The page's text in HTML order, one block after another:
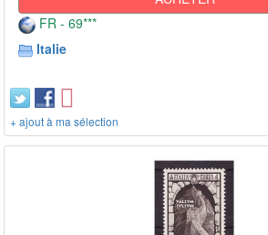
FR - 69***
Italie
+ ajout à ma sélection